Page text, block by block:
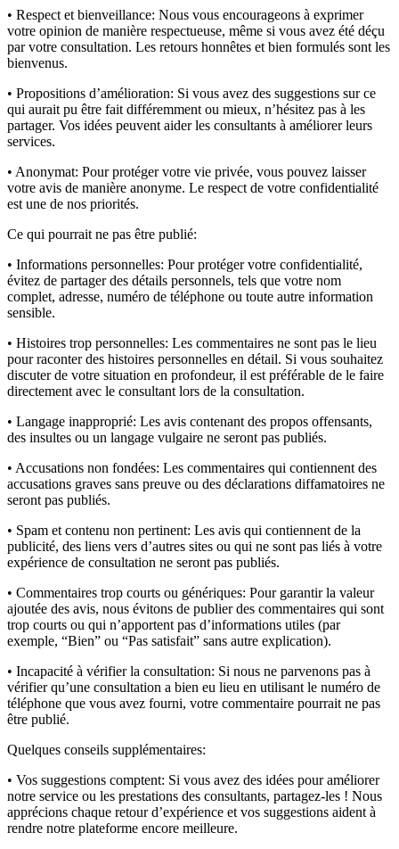
• Respect et bienveillance: Nous vous encourageons à exprimer
votre opinion de manière respectueuse, même si vous avez été déçu
par votre consultation. Les retours honnêtes et bien formulés sont les
bienvenus.
• Propositions d’amélioration: Si vous avez des suggestions sur ce
qui aurait pu être fait différemment ou mieux, n’hésitez pas à les
partager. Vos idées peuvent aider les consultants à améliorer leurs
services.
• Anonymat: Pour protéger votre vie privée, vous pouvez laisser
votre avis de manière anonyme. Le respect de votre confidentialité
est une de nos priorités.
Ce qui pourrait ne pas être publié:
• Informations personnelles: Pour protéger votre confidentialité,
évitez de partager des détails personnels, tels que votre nom
complet, adresse, numéro de téléphone ou toute autre information
sensible.
• Histoires trop personnelles: Les commentaires ne sont pas le lieu
pour raconter des histoires personnelles en détail. Si vous souhaitez
discuter de votre situation en profondeur, il est préférable de le faire
directement avec le consultant lors de la consultation.
• Langage inapproprié: Les avis contenant des propos offensants,
des insultes ou un langage vulgaire ne seront pas publiés.
• Accusations non fondées: Les commentaires qui contiennent des
accusations graves sans preuve ou des déclarations diffamatoires ne
seront pas publiés.
• Spam et contenu non pertinent: Les avis qui contiennent de la
publicité, des liens vers d’autres sites ou qui ne sont pas liés à votre
expérience de consultation ne seront pas publiés.
• Commentaires trop courts ou génériques: Pour garantir la valeur
ajoutée des avis, nous évitons de publier des commentaires qui sont
trop courts ou qui n’apportent pas d’informations utiles (par
exemple, “Bien” ou “Pas satisfait” sans autre explication).
• Incapacité à vérifier la consultation: Si nous ne parvenons pas à
vérifier qu’une consultation a bien eu lieu en utilisant le numéro de
téléphone que vous avez fourni, votre commentaire pourrait ne pas
être publié.
Quelques conseils supplémentaires:
• Vos suggestions comptent: Si vous avez des idées pour améliorer
notre service ou les prestations des consultants, partagez-les ! Nous
apprécions chaque retour d’expérience et vos suggestions aident à
rendre notre plateforme encore meilleure.